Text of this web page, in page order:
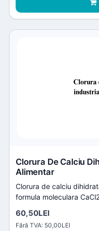
Clorura De Calciu
Alimentar
Clorura de calciu
formula moleculara
60,50LEI
Fără TVA: 50,00LEI